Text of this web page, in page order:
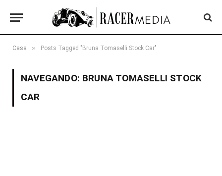
Casa » Posts Tagged "Bruna Tomaselli Stock Car"
NAVEGANDO: BRUNA TOMASELLI STOCK
CAR